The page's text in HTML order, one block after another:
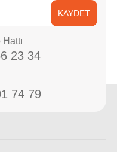
KAYDET
23 34
74 79